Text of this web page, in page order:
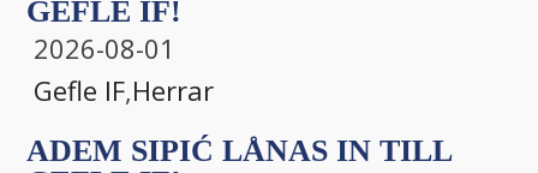
GEFLE IF!
2026-08-01
Gefle IF,Herrar
ADEM SIPIĆ LÅNAS IN TILL